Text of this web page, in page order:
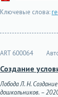
Ключевые слова:
ART 600064
Создание
Лобода Л. Н.
дошкольников. –